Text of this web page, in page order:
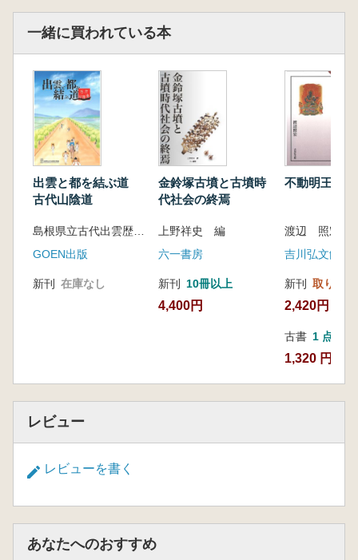
一緒に買われている本
出雲と都を結ぶ道
古代山陰道
島根県立古代出雲歴史博物館 編
GOEN出版
新刊 在庫なし
金鈴塚古墳と古墳時
代社会の終焉
上野祥史 編
六一書房
新刊 10冊以上
4,400円
不動明王
渡辺 照宏 著
吉川弘文館
新刊 取り寄せ
2,420円
古書 1 点
1,320 円
レビュー
レビューを書く
あなたへのおすすめ